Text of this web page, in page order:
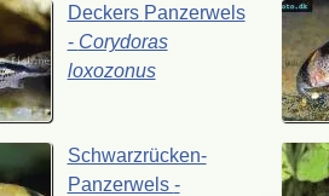
Deckers Panzerwels
- Corydoras
loxozonus
Schwarzrücken-
Panzerwels -